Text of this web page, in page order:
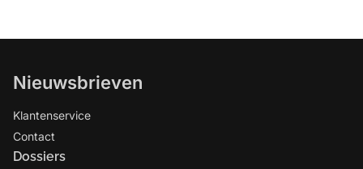
Nieuwsbrieven
Klantenservice
Contact
Dossiers